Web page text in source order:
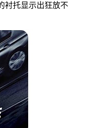
衬托显示出狂放不